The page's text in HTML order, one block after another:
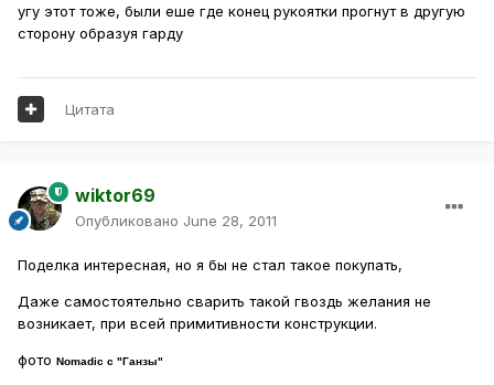
угу этот тоже, были еше где конец рукоятки прогнут в другую
сторону образуя гарду
Цитата
wiktor69
Опубликовано June 28, 2011
Поделка интересная, но я бы не стал такое покупать,
Даже самостоятельно сварить такой гвоздь желания не
возникает, при всей примитивности конструкции.
фото Nomadic с "Ганзы"